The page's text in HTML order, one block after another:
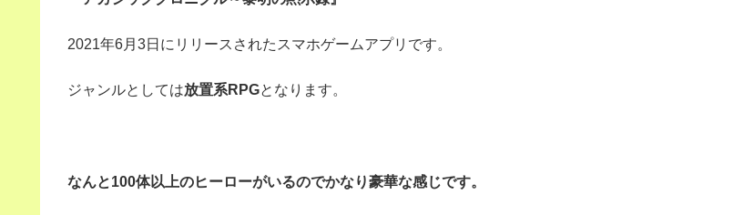
2021年6月3日にリリースされたスマホゲームアプリです。
ジャンルとしては放置系RPGとなります。
なんと100体以上のヒーローがいるのでかなり豪華な感じです。